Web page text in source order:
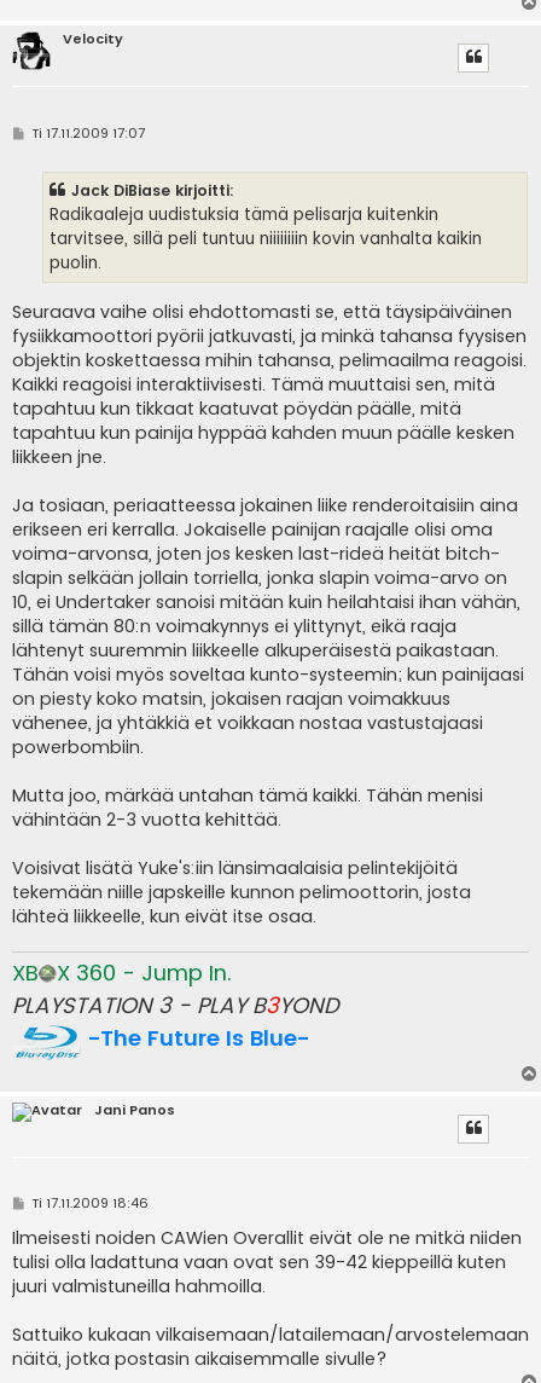
Velocity
VTi 17.11.2009 17:07
Jack DiBiase kirjoitti:
Radikaaleja uudistuksia tämä pelisarja kuitenkin
tarvitsee, sillä peli tuntuu niiiiiiiin kovin vanhalta kaikin
puolin.
Seuraava vaihe olisi ehdottomasti se, että täysipäiväinen
fysiikkamoottori pyörii jatkuvasti, ja minkä tahansa fyysisen
objektin koskettaessa mihin tahansa, pelimaailma reagoisi.
Kaikki reagoisi interaktiivisesti. Tämä muuttaisi sen, mitä
tapahtuu kun tikkaat kaatuvat pöydän päälle, mitä
tapahtuu kun painija hyppää kahden muun päälle kesken
liikkeen jne.
Ja tosiaan, periaatteessa jokainen liike renderoitaisiin aina
erikseen eri kerralla. Jokaiselle painijan raajalle olisi oma
voima-arvonsa, joten jos kesken last-rideä heität bitch-
slapin selkään jollain torriella, jonka slapin voima-arvo on
10, ei Undertaker sanoisi mitään kuin heilahtaisi ihan vähän,
sillä tämän 80:n voimakynnys ei ylittynyt, eikä raaja
lähtenyt suuremmin liikkeelle alkuperäisestä paikastaan.
Tähän voisi myös soveltaa kunto-systeemin; kun painijaasi
on piesty koko matsin, jokaisen raajan voimakkuus
vähenee, ja yhtäkkiä et voikkaan nostaa vastustajaasi
powerbombiin.
Mutta joo, märkää untahan tämä kaikki. Tähän menisi
vähintään 2-3 vuotta kehittää.
Voisivat lisätä Yuke's:iin länsimaalaisia pelintekijöitä
tekemään niille japskeille kunnon pelimoottorin, josta
lähteä liikkeelle, kun eivät itse osaa.
XB
X 360 - Jump In.
PLAYSTATION 3 - PLAY B3YOND
-The Future Is Blue-
Jani Panos
V
e
s
t
i
Ti 17.11.2009 18:46
Ilmeisesti noiden CAWien Overallit eivät ole ne mitkä niiden
tulisi olla ladattuna vaan ovat sen 39-42 kieppeillä kuten
juuri valmistuneilla hahmoilla.
Sattuiko kukaan vilkaisemaan/latailemaan/arvostelemaan
näitä, jotka postasin aikaisemmalle sivulle?